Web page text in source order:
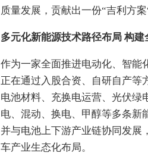
质量发展，贡献出一份“吉利方案
多元化新能源技术路径布局 构
作为一家全面推进电动化、智能
正在通过入股合资、自研自产等
电池材料、充换电运营、光伏绿
电、混动、换电、甲醇等多条新
并与电池上下游产业链协同发展
车产业生态化布局。